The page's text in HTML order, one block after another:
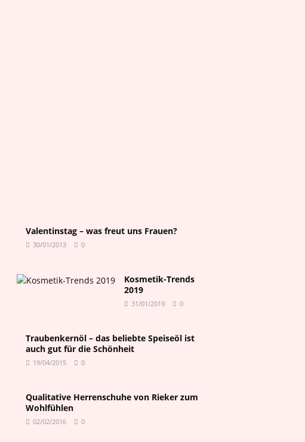
Valentinstag – was freut uns Frauen?
30/01/2013 0
Kosmetik-Trends
2019
31/01/2019 0
Traubenkernöl – das beliebte Speiseöl ist
auch gut für die Schönheit
19/04/2015 0
Qualitative Herrenschuhe von Rieker zum
Wohlfühlen
02/02/2016 0